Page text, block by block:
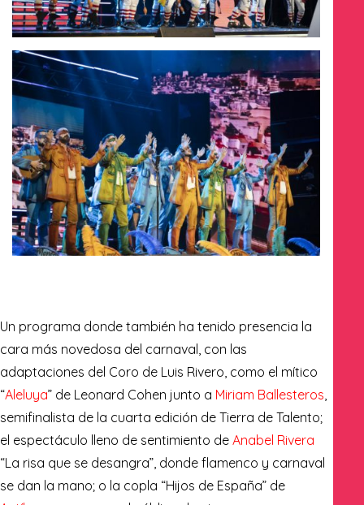
Un programa donde también ha tenido presencia la
cara más novedosa del carnaval, con las
adaptaciones del Coro de Luis Rivero, como el mítico
“Aleluya” de Leonard Cohen junto a Miriam Ballesteros
semifinalista de la cuarta edición de Tierra de Talento;
el espectáculo lleno de sentimiento de Anabel Rivera
“La risa que se desangra”, donde flamenco y carnaval
se dan la mano; o la copla “Hijos de España” de